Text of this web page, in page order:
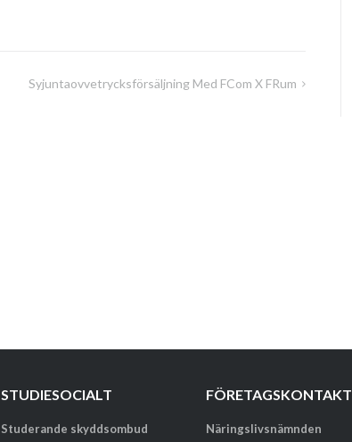
Syjuntaovvetrycksförsäljning Med FCom X FRum
STUDIESOCIALT
Studerande skyddsombud
FÖRETAGSKONTAKT
Näringslivsnämnden